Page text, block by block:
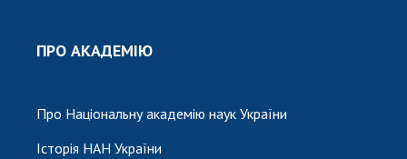
ПРО АКАДЕМІЮ
Про Національну академію наук України
Історія НАН України